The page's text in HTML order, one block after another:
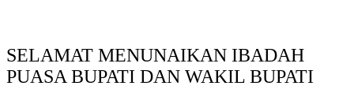
SELAMAT MENUNAIKAN IBADAH
PUASA BUPATI DAN WAKIL BUPATI